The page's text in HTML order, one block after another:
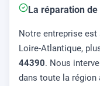
La réparation
Notre entreprise est
Loire-Atlantique,
44390. Nous
dans toute la région